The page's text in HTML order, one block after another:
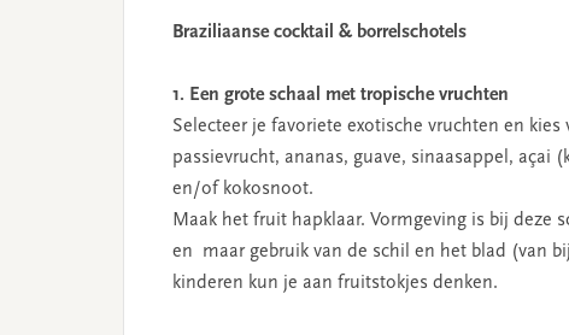
Braziliaanse cocktail & borrelschotels
1. Een grote schaal met tropische vruchten
Selecteer je favoriete exotische vruchten en
passievrucht, ananas, guave, sinaasappel, açai
en/of kokosnoot.
Maak het fruit hapklaar. Vormgeving is bij deze
en maar gebruik van de schil en het blad (van
kinderen kun je aan fruitstokjes denken.